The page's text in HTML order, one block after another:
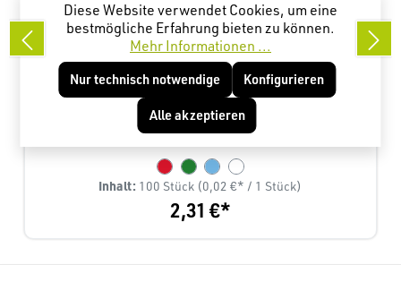
Baretthaube PP
Inhalt: 100 Stück (0,02 €* / 1 Stück)
2,31 €*
Diese Website verwendet Cookies, um eine
bestmögliche Erfahrung bieten zu können.
Mehr Informationen ...
Nur technisch notwendige Konfigurieren
Alle akzeptieren